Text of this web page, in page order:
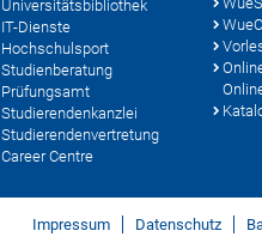
Universitätsbibliothek
IT-Dienste
Hochschulsport
Studienberatung
Prüfungsamt
Studierendenkanzlei
Studierendenvertretung
Career Centre
Impressum Datenschutz